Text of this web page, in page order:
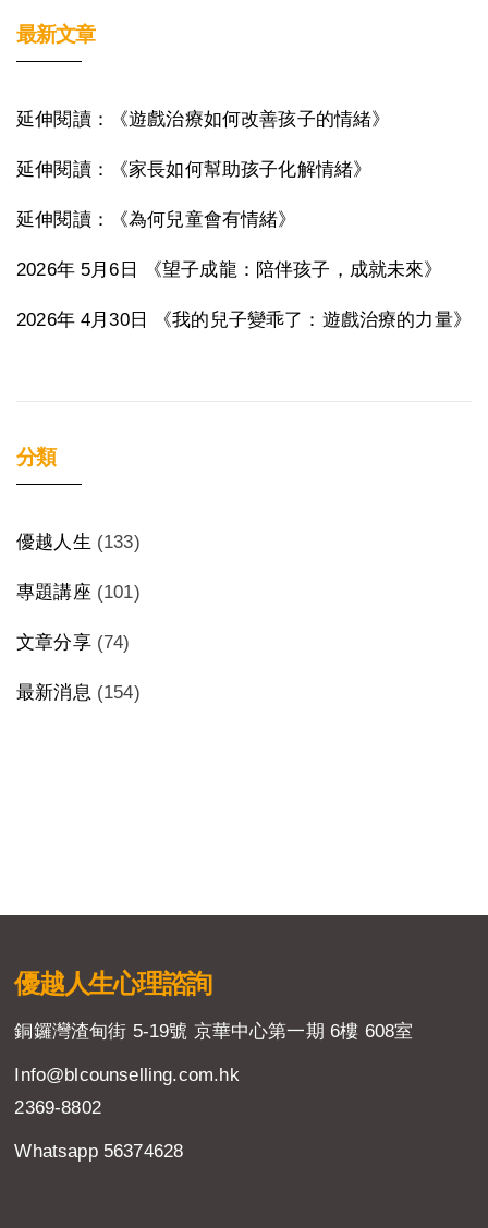
最新文章
延伸閱讀：《遊戲治療如何改善孩子的情緒》
延伸閱讀：《家長如何幫助孩子化解情緒》
延伸閱讀：《為何兒童會有情緒》
2026年 5月6日 《望子成龍：陪伴孩子，成就未來》
2026年 4月30日 《我的兒子變乖了：遊戲治療的力量》
分類
優越人生 (133)
專題講座 (101)
文章分享(74)
最新消息 (154)
優越人生心理諮詢
銅鑼灣渣甸街 5-19號 京華中心第一期 6樓 608室
Info@blcounselling.com.hk
2369-8802
Whatsapp 56374628